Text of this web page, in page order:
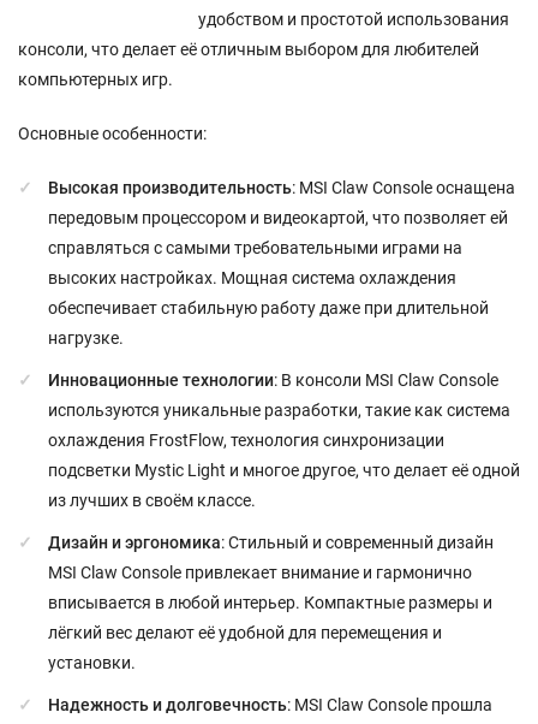
удобством и простотой использования
консоли, что делает её отличным выбором для любителей
компьютерных игр.
Основные особенности:
Высокая производительность: MSI Claw Console оснащена
передовым процессором и видеокартой, что позволяет ей
справляться с самыми требовательными играми на
высоких настройках. Мощная система охлаждения
обеспечивает стабильную работу даже при длительной
нагрузке.
Инновационные технологии: В консоли MSI Claw Console
используются уникальные разработки, такие как система
охлаждения FrostFlow, технология синхронизации
подсветки Mystic Light и многое другое, что делает её одной
из лучших в своём классе.
Дизайн и эргономика: Стильный и современный дизайн
MSI Claw Console привлекает внимание и гармонично
вписывается в любой интерьер. Компактные размеры и
лёгкий вес делают её удобной для перемещения и
установки.
Надежность и долговечность: MSI Claw Console прошла